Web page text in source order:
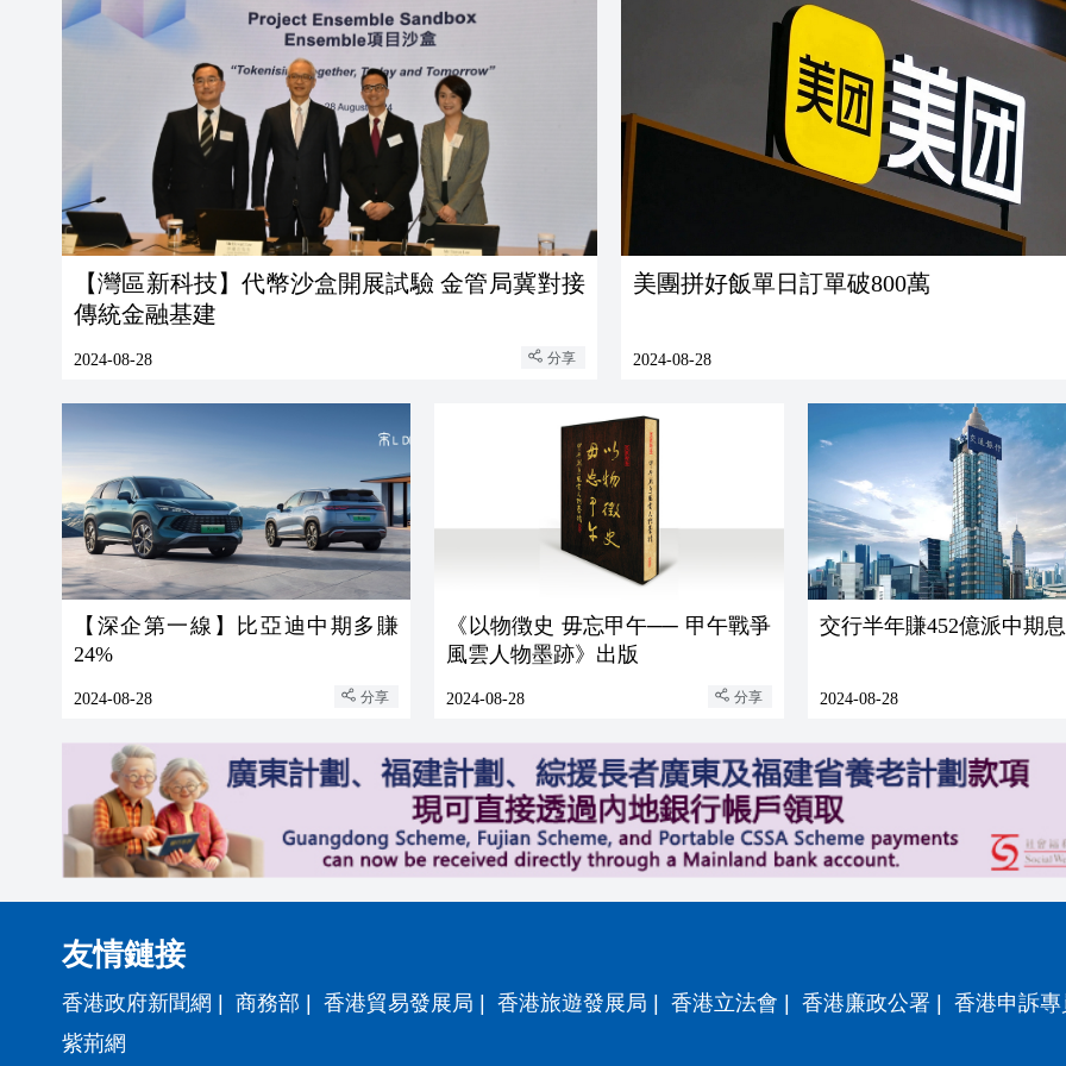
【灣區新科技】代幣沙盒開展試驗 金管局冀對接
傳統金融基建
2024-08-28 分享
美團拼好飯單日訂單破800萬
2024-08-28
【深企第一線】比亞迪中期多賺
24%
2024-08-28 分享
《以物徴史 毋忘甲午── 甲午戰爭
風雲人物墨跡》出版
2024-08-28 分享
交行半年賺452億派中期
2024-08-28
友情鏈接
香港政府新聞網 | 商務部 | 香港貿易發展局 | 香港旅遊發展局 | 香港立法會 | 香港廉政公署 | 香港申訴
紫荊網